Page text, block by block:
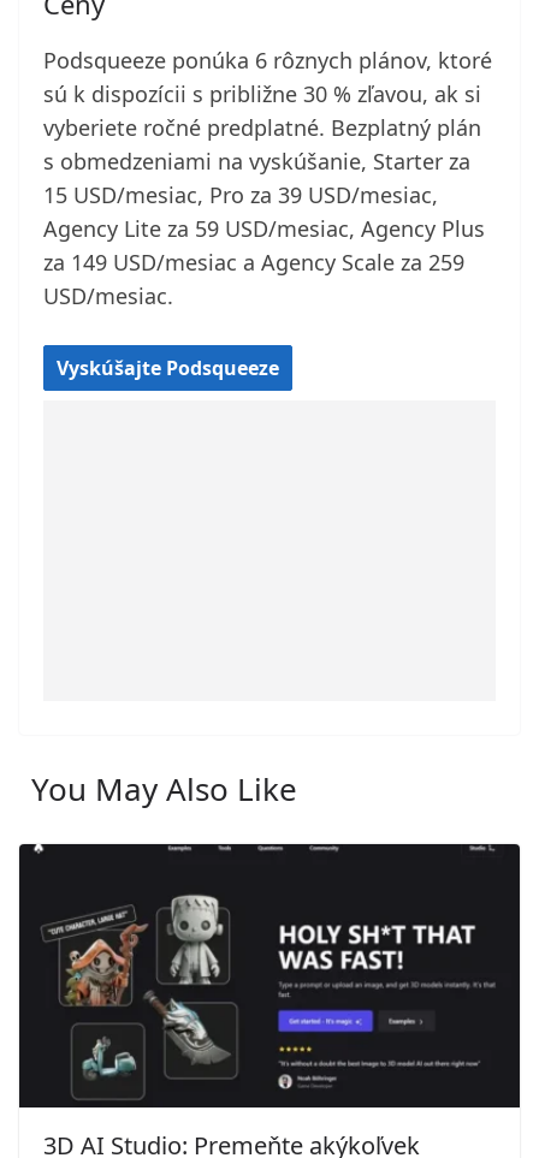
Podsqueeze ponúka 6 rôznych plánov, ktoré
sú k dispozícii s približne 30 % zľavou, ak si
vyberiete ročné predplatné. Bezplatný plán
s obmedzeniami na vyskúšanie, Starter za
15 USD/mesiac, Pro za 39 USD/mesiac,
Agency Lite za 59 USD/mesiac, Agency Plus
za 149 USD/mesiac a Agency Scale za 259
USD/mesiac.
Vyskúšajte Podsqueeze
You May Also Like
3D AI Studio: Premeňte akýkoľvek